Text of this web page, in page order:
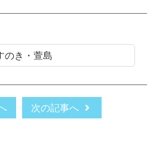
のき・萱島
次の記事へ